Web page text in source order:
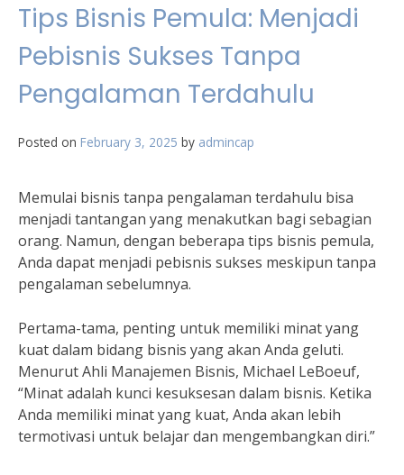
Tips Bisnis Pemula: Menjadi
Pebisnis Sukses Tanpa
Pengalaman Terdahulu
Posted on February 3, 2025 by admincap
Memulai bisnis tanpa pengalaman terdahulu bisa
menjadi tantangan yang menakutkan bagi sebagian
orang. Namun, dengan beberapa tips bisnis pemula,
Anda dapat menjadi pebisnis sukses meskipun tanpa
pengalaman sebelumnya.
Pertama-tama, penting untuk memiliki minat yang
kuat dalam bidang bisnis yang akan Anda geluti.
Menurut Ahli Manajemen Bisnis, Michael LeBoeuf,
“Minat adalah kunci kesuksesan dalam bisnis. Ketika
Anda memiliki minat yang kuat, Anda akan lebih
termotivasi untuk belajar dan mengembangkan diri.”